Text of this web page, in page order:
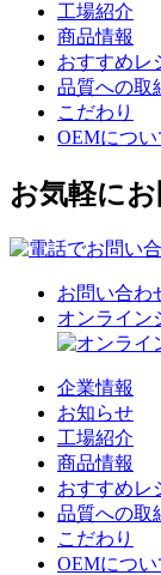
工場紹介
商品情報
おすすめレ
品質への取
こだわり
OEMについ
お気軽に
お問い合わ
オンライン
企業情報
お知らせ
工場紹介
商品情報
おすすめレ
品質への取
こだわり
OEMについ